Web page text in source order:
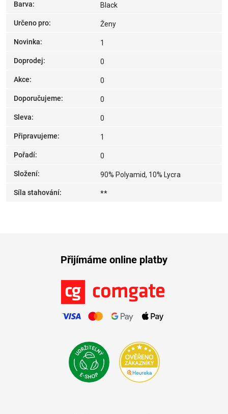
Barva: Black
Určeno pro: Ženy
Novinka: 1
Doprodej: 0
Akce: 0
Doporučujeme: 0
Sleva: 0
Připravujeme: 1
Pořadí: 0
Složení: 90% Polyamid, 10% Lycra
Síla stahování: **
Přijímáme online platby